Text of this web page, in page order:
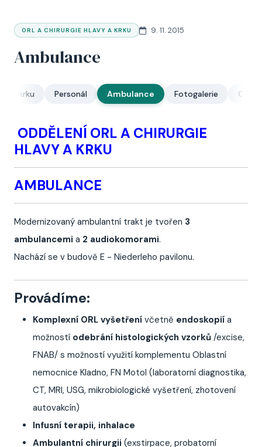
ORL A CHIRURGIE HLAVY A KRKU 9. 11. 2015
Ambulance
a krku Personál Ambulance Fotogalerie Ceník
ODDĚLENÍ ORL A CHIRURGIE
HLAVY A KRKU
AMBULANCE
Modernizovaný ambulantní trakt je tvořen 3
ambulancemi a 2 audiokomorami.
Nachází se v budově E - Niederleho pavilonu.
Provádíme:
Komplexní ORL vyšetření včetně endoskopií a
možností odebrání histologických vzorků /excise,
FNAB/ s možností využití komplementu Oblastní
nemocnice Kladno, FN Motol (laboratorní diagnostika,
CT, MRI, USG, mikrobiologické vyšetření, zhotovení
autovakcín)
Infusní terapii, inhalace
Ambulantní chirurgii (exstirpace, probatorní